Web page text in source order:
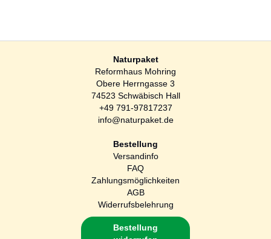
Naturpaket
Reformhaus Mohring
Obere Herrngasse 3
74523 Schwäbisch Hall
+49 791-97817237
info@naturpaket.de
Bestellung
Versandinfo
FAQ
Zahlungsmöglichkeiten
AGB
Widerrufsbelehrung
Bestellung